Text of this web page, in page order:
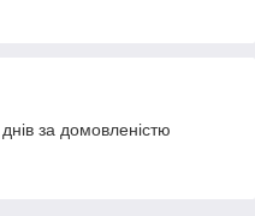
за домовленістю